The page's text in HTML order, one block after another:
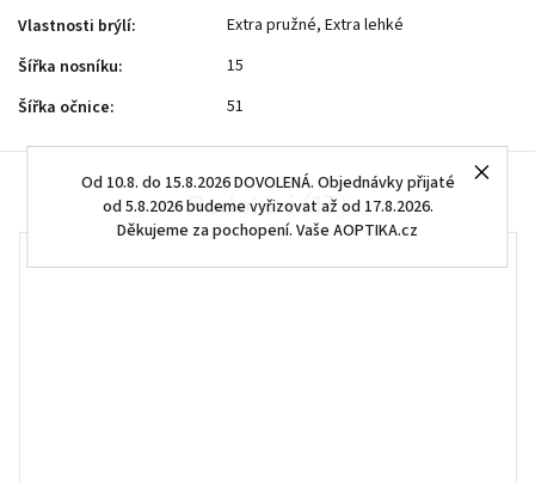
Od 10.8. do 15.8.2026 DOVOLENÁ. Objednávky přijaté
od 5.8.2026 budeme vyřizovat až od 17.8.2026.
Děkujeme za pochopení. Vaše AOPTIKA.cz
Vlastnosti brýlí:
Extra pružné, Extra lehké
Šířka nosníku:
15
Šířka očnice: 51
Podobné (12)